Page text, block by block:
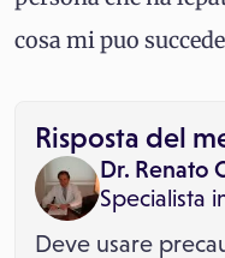
cosa mi puo
Risposta del
Dr. Renato
Specialista
Deve usare